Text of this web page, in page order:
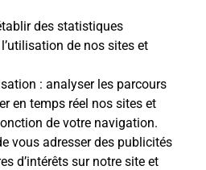
des statistiques
de nos sites et
: analyser les parcours
en temps réel nos sites et
de votre navigation.
vous adresser des publicités
d’intérêts sur notre site et